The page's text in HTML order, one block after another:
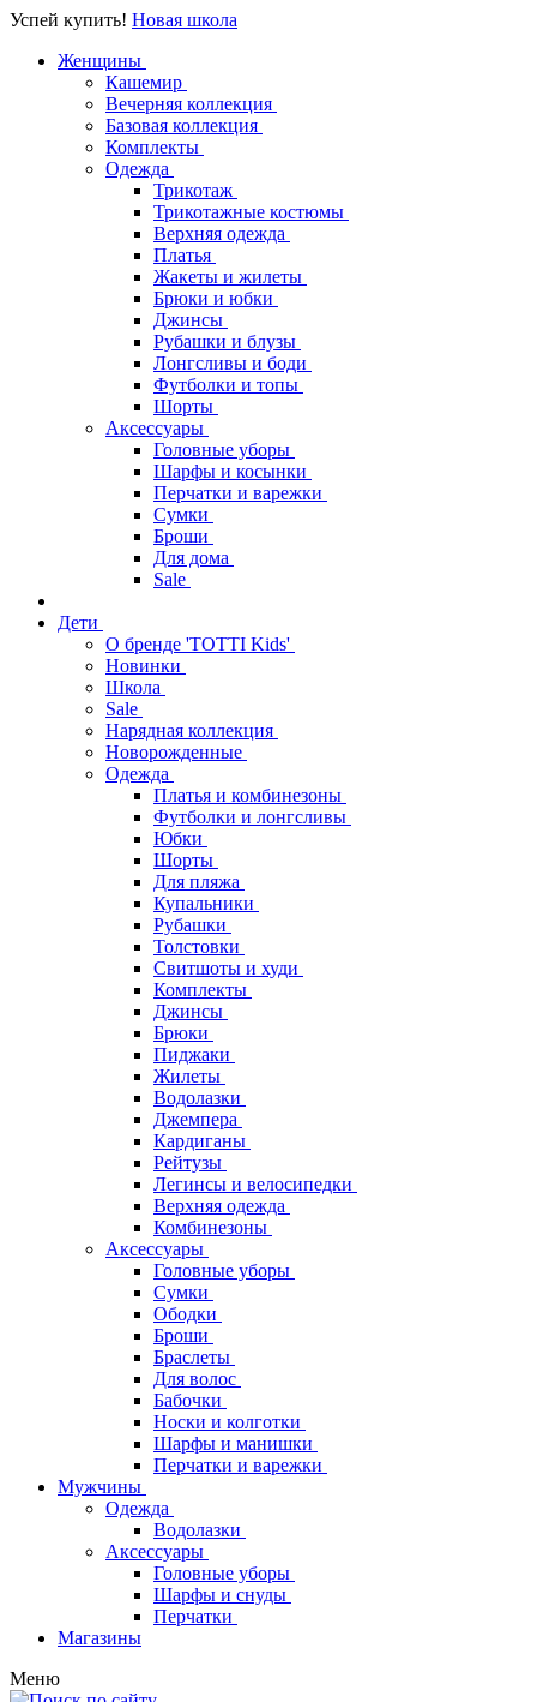
Успей купить! Новая школа
Женщины
Кашемир
Вечерняя коллекция
Базовая коллекция
Комплекты
Одежда
Трикотаж
Трикотажные костюмы
Верхняя одежда
Платья
Жакеты и жилеты
Брюки и юбки
Джинсы
Рубашки и блузы
Лонгсливы и боди
Футболки и топы
Шорты
Аксессуары
Головные уборы
Шарфы и косынки
Перчатки и варежки
Сумки
Броши
Для дома
Sale
Дети
О бренде 'TOTTI Kids'
Новинки
Школа
Sale
Нарядная коллекция
Новорожденные
Одежда
Платья и комбинезоны
Футболки и лонгсливы
Юбки
Шорты
Для пляжа
Купальники
Рубашки
Толстовки
Свитшоты и худи
Комплекты
Джинсы
Брюки
Пиджаки
Жилеты
Водолазки
Джемпера
Кардиганы
Рейтузы
Легинсы и велосипедки
Верхняя одежда
Комбинезоны
Аксессуары
Головные уборы
Сумки
Ободки
Броши
Браслеты
Для волос
Бабочки
Носки и колготки
Шарфы и манишки
Перчатки и варежки
Мужчины
Одежда
Водолазки
Аксессуары
Головные уборы
Шарфы и снуды
Перчатки
Магазины
Меню